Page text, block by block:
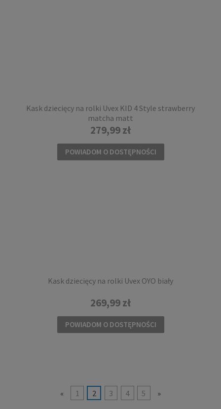
Kask dziecięcy na rolki Uvex KID 4 Style strawberry
matcha matt
279,99 zł
POWIADOM O DOSTĘPNOŚCI
Kask dziecięcy na rolki Uvex OYO biały
269,99 zł
POWIADOM O DOSTĘPNOŚCI
« 1 2 3 4 5 »